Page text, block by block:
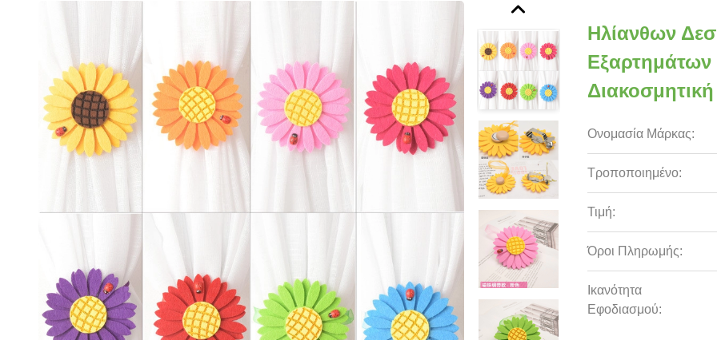
Ηλίανθων
Ονομασία Μάρκας:
Τροποποιημένο:
Τιμή:
Όροι Πληρωμής:
Ικανότητα
Εφοδιασμού: